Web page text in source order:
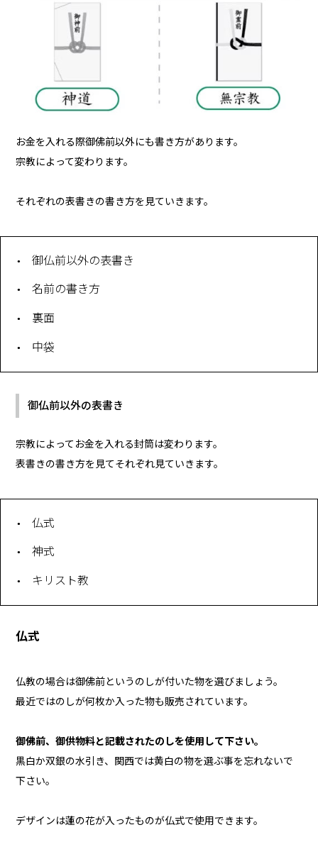
お金を入れる際御佛前以外にも書き方があります。
宗教によって変わります。
それぞれの表書きの書き方を見ていきます。
御仏前以外の表書き
名前の書き方
裏面
中袋
御仏前以外の表書き
宗教によってお金を入れる封筒は変わります。
表書きの書き方を見てそれぞれ見ていきます。
仏式
神式
キリスト教
仏式
仏教の場合は御佛前というのしが付いた物を選びましょう。
最近ではのしが何枚か入った物も販売されています。
御佛前、御供物料と記載されたのしを使用して下さい。
黒白か双銀の水引き、関西では黄白の物を選ぶ事を忘れないで
下さい。
デザインは蓮の花が入ったものが仏式で使用できます。